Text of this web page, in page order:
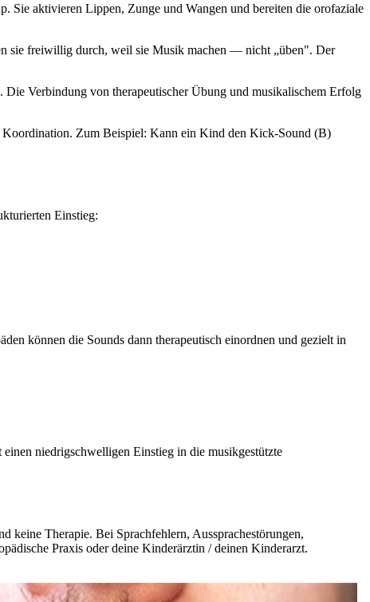
aktivieren Lippen, Zunge und Wangen und bereiten die orofaziale
sie freiwillig durch, weil sie Musik machen — nicht „üben". Der
Verbindung von therapeutischer Übung und musikalischem Erfolg
Koordination. Zum Beispiel: Kann ein Kind den Kick-Sound (B)
Einstieg:
können die Sounds dann therapeutisch einordnen und gezielt in
niedrigschwelligen Einstieg in die musikgestützte
keine Therapie. Bei Sprachfehlern, Aussprachestörungen,
Praxis oder deine Kinderärztin / deinen Kinderarzt.